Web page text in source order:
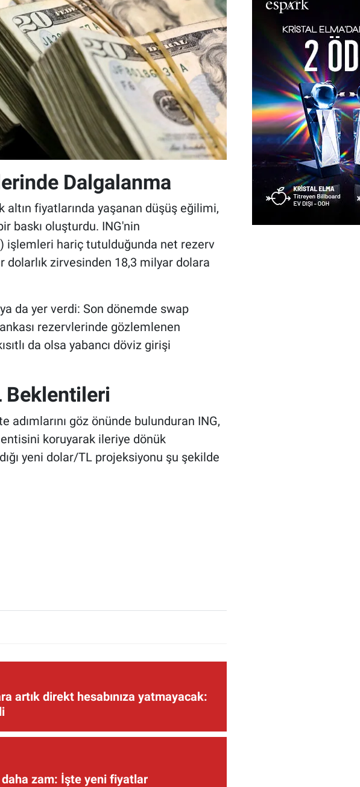
Dalgalanma
altın fiyatlarında yaşanan düşüş eğilimi,
baskı oluşturdu. ING'nin
işlemleri hariç tutulduğunda net rezerv
dolarlık zirvesinden 18,3 milyar dolara
da yer verdi: Son dönemde swap
rezervlerinde gözlemlenen
da olsa yabancı döviz girişi
Beklentileri
göz önünde bulunduran ING,
koruyarak ileriye dönük
yeni dolar/TL projeksiyonu şu şekilde
artık direkt hesabınıza yatmayacak:
zam: İşte yeni fiyatlar